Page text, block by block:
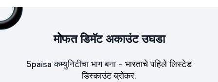
मोफत डिमॅट अकाउंट उघडा
5paisa कम्युनिटीचा भाग बना - भारताचे पहिले लिस्टेड
डिस्काउंट ब्रोकर.